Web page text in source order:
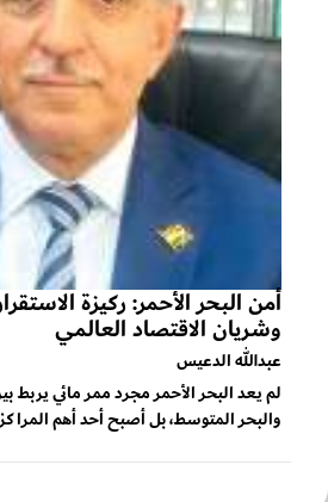
أمن البحر الأحمر: ركيزة
وشريان الاقتصاد العالمي
عبدالله الدعيس
لم يعد البحر الأحمر مجرد ممر مائي يربط
والبحر المتوسط، بل أصبح أحد أهم